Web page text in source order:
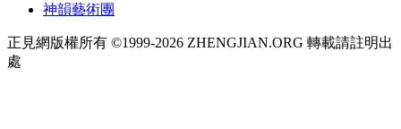
神韻藝術團
正見網版權所有 ©1999-2026 ZHENGJIAN.ORG 轉載請註明出
處